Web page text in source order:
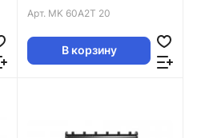
магистраль G1″ 2+1
Арт. MK 60A2T 20
В корзину